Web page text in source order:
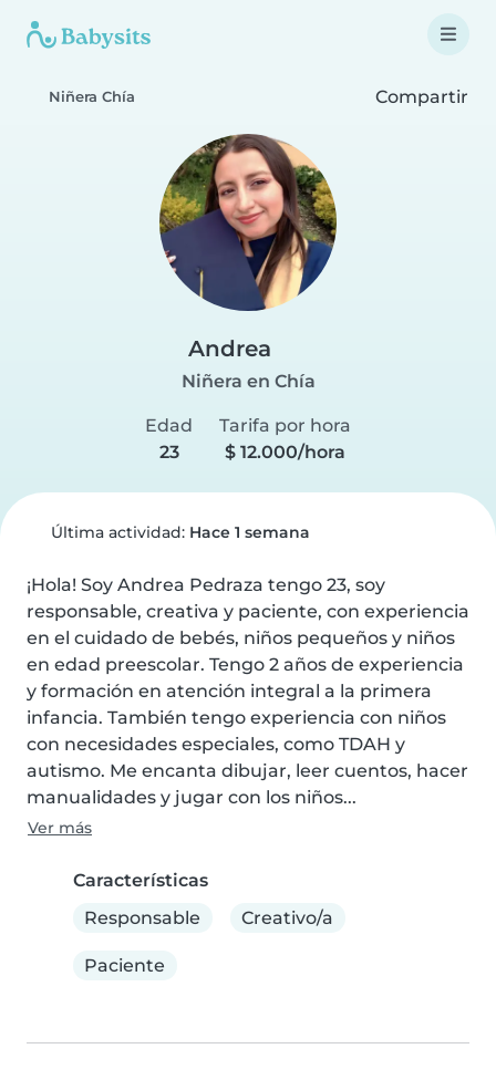
Niñera Chía Compartir
Andrea
Niñera en Chía
Edad
23
Tarifa por hora
$ 12.000/hora
Última actividad: Hace 1 semana
¡Hola! Soy Andrea Pedraza tengo 23, soy
responsable, creativa y paciente, con experiencia
en el cuidado de bebés, niños pequeños y niños
en edad preescolar. Tengo 2 años de experiencia
y formación en atención integral a la primera
infancia. También tengo experiencia con niños
con necesidades especiales, como TDAH y
autismo. Me encanta dibujar, leer cuentos, hacer
manualidades y jugar con los niños...
Ver más
Características
Responsable
Creativo/a
Paciente